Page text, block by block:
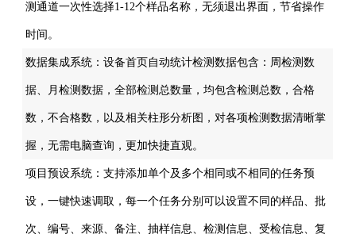
测通道一次性选择1-12个样品名称，无须退出界面，节省操作
时间。
数据集成系统：设备首页自动统计检测数据包含：周检测数
据、月检测数据，全部检测总数量，均包含检测总数，合格
数，不合格数，以及相关柱形分析图，对各项检测数据清晰掌
握，无需电脑查询，更加快捷直观。
项目预设系统：支持添加单个及多个相同或不相同的任务预
设，一键快速调取，每一个任务分别可以设置不同的样品、批
次、编号、来源、备注、抽样信息、检测信息、受检信息、复